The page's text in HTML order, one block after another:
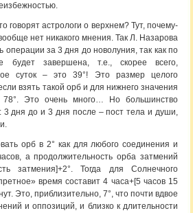
говорят астрологи о верхнем? Тут, почему-
нет никакого мнения. Так Л. Назарова
операции за 3 дня до новолуния, так как по
завершена, т.е., скорее всего,
суток – это 39°! Это размер целого
взять такой орб и для нижнего значения
Это очень много… Но большинство
3 дня до и 3 дня после – пост тела и души,
орб в 2° как для любого соединения и
а продолжительность орба затмений
затмения]+2°. Тогда для Солнечного
время составит 4 часа+[5 часов 15
Это, приблизительно, 7°, что почти вдвое
и оппозиций, и близко к длительности